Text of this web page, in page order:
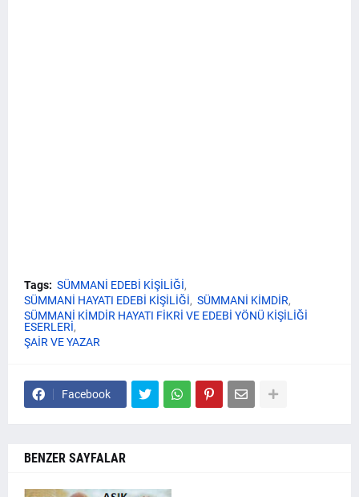
Tags: SÜMMANİ EDEBİ KİŞİLİĞİ
SÜMMANİ HAYATI EDEBİ KİŞİLİĞİ
SÜMMANİ KİMDİR
SÜMMANİ KİMDİR HAYATI FİKRİ VE EDEBİ YÖNÜ KİŞİLİĞİ
ESERLERİ
ŞAİR VE YAZAR
Facebook
BENZER SAYFALAR